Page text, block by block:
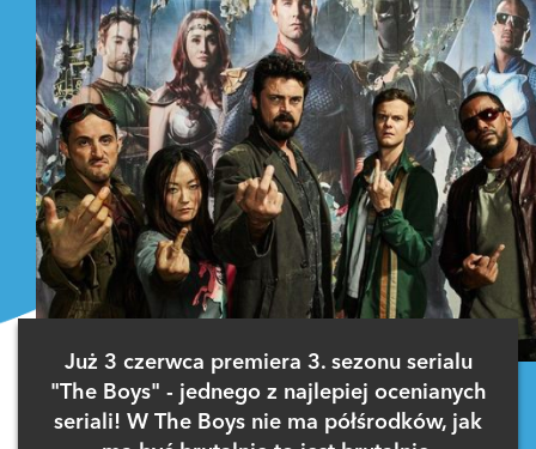
Już 3 czerwca premiera 3. sezonu serialu
"The Boys" - jednego z najlepiej ocenianych
seriali! W The Boys nie ma półśrodków, jak